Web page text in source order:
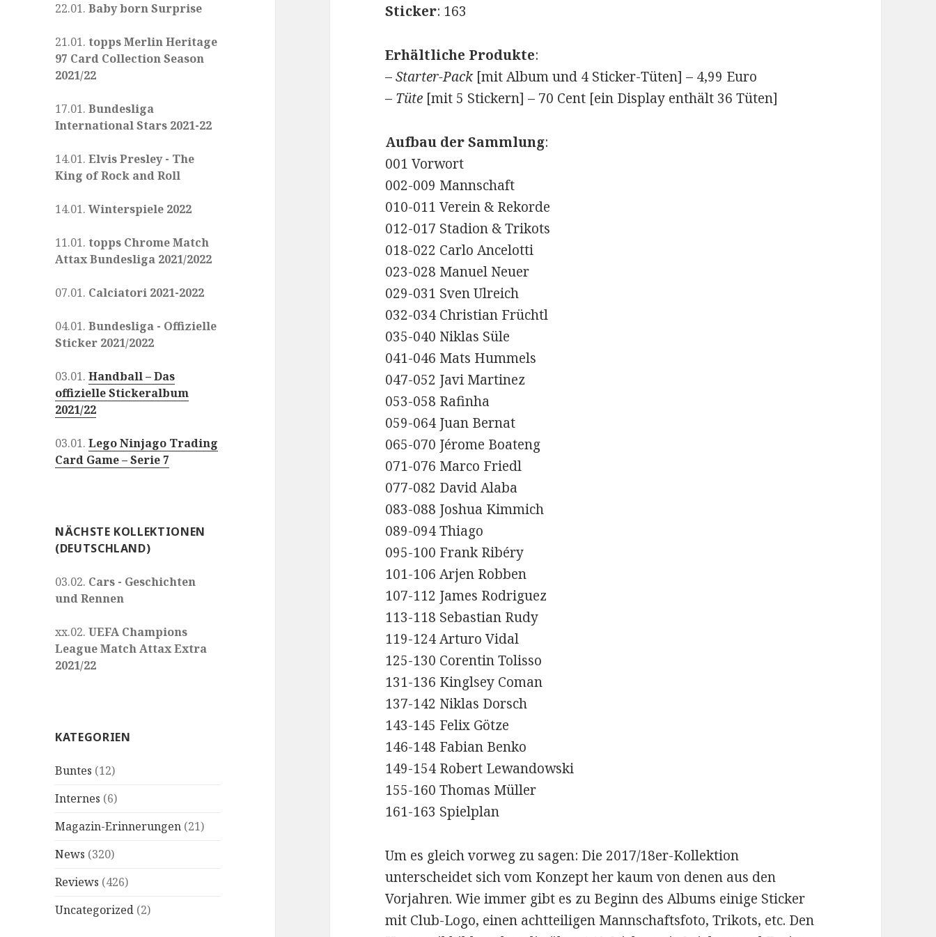
22.01.Baby born Surprise
21.01.topps Merlin Heritage
97 Card Collection Season
2021/22
17.01.Bundesliga
International Stars 2021-22
14.01.Elvis Presley - The
King of Rock and Roll
14.01.Winterspiele 2022
11.01.topps Chrome Match
Attax Bundesliga 2021/2022
07.01. Calciatori 2021-2022
04.01.Bundesliga - Offizielle
Sticker 2021/2022
03.01.Handball – Das
offizielle Stickeralbum
2021/22
03.01.Lego Ninjago Trading
Card Game – Serie 7
NÄCHSTE KOLLEKTIONEN
(DEUTSCHLAND)
03.02. Cars - Geschichten
und Rennen
xx.02.UEFA Champions
League Match Attax Extra
2021/22
KATEGORIEN
Buntes (12)
Internes (6)
Magazin-Erinnerungen (21)
News (320)
Reviews (426)
Uncategorized (2)
Sticker: 163
Erhältliche Produkte:
–Starter-Pack[mit Album und 4 Sticker-Tüten] – 4,99 Euro
– Tüte [mit 5 Stickern] – 70 Cent [ein Display enthält 36 Tüten]
Aufbau der Sammlung:
001 Vorwort
002-009 Mannschaft
010-011 Verein & Rekorde
012-017 Stadion & Trikots
018-022 Carlo Ancelotti
023-028 Manuel Neuer
029-031 Sven Ulreich
032-034 Christian Früchtl
035-040 Niklas Süle
041-046 Mats Hummels
047-052 Javi Martinez
053-058 Rafinha
059-064 Juan Bernat
065-070 Jérome Boateng
071-076 Marco Friedl
077-082 David Alaba
083-088 Joshua Kimmich
089-094 Thiago
095-100 Frank Ribéry
101-106 Arjen Robben
107-112 James Rodriguez
113-118 Sebastian Rudy
119-124 Arturo Vidal
125-130 Corentin Tolisso
131-136 Kinglsey Coman
137-142 Niklas Dorsch
143-145 Felix Götze
146-148 Fabian Benko
149-154 Robert Lewandowski
155-160 Thomas Müller
161-163 Spielplan
Um es gleich vorweg zu sagen: Die 2017/18er-Kollektion
unterscheidet sich vom Konzept her kaum von denen aus den
Vorjahren. Wie immer gibt es zu Beginn des Albums einige Sticker
mit Club-Logo, einen achtteiligen Mannschaftsfoto, Trikots, etc. Den